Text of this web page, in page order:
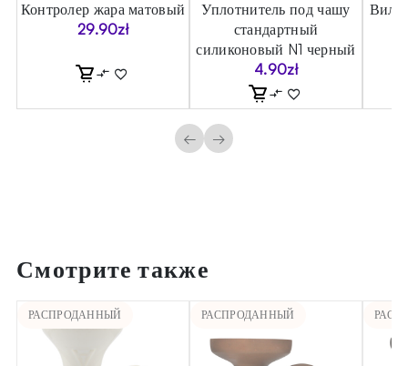
Контролер жара матовый
29.90zł
Уплотнитель под чашу
стандартный
силиконовый N1 черный
4.90zł
← →
Смотрите также
РАСПРОДАННЫЙ РАСПРОДАННЫЙ